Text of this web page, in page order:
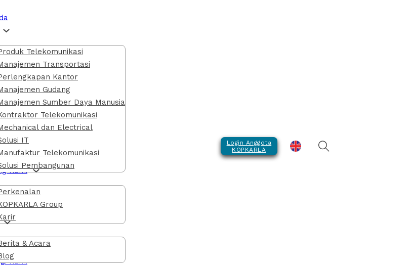
Telekomunikasi
Transportasi
Kantor
Gudang
Sumber Daya Manusia
Telekomunikasi
dan Electrical
IT
Telekomunikasi
Pembangunan
Kami
Group
& Acara
Kami
Login Anggota
KOPKARLA
Maju Tanpa Batas
Republik Indonesia ke 78 tahun bersama Pimpinan dan Karyawan
Nasional. Maju Tanpa Batas menjadi langkah semangat Kopkarla
Indonesia! Semarak HUT RI Kopkarla Group diselenggarakan di